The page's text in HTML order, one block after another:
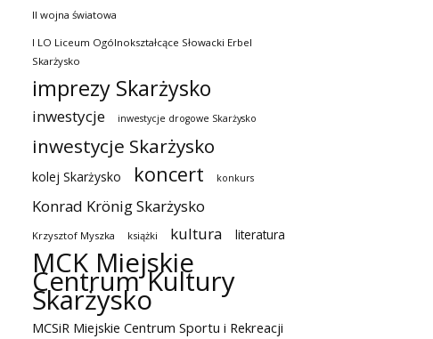
II wojna światowa
I LO Liceum Ogólnokształcące Słowacki Erbel
Skarżysko
imprezy Skarżysko
inwestycje inwestycje drogowe Skarżysko
inwestycje Skarżysko
kolej Skarżysko koncert konkurs
Konrad Krönig Skarżysko
Krzysztof Myszka książki kultura literatura
MCK Miejskie
Centrum Kultury
Skarżysko
MCSiR Miejskie Centrum Sportu i Rekreacji